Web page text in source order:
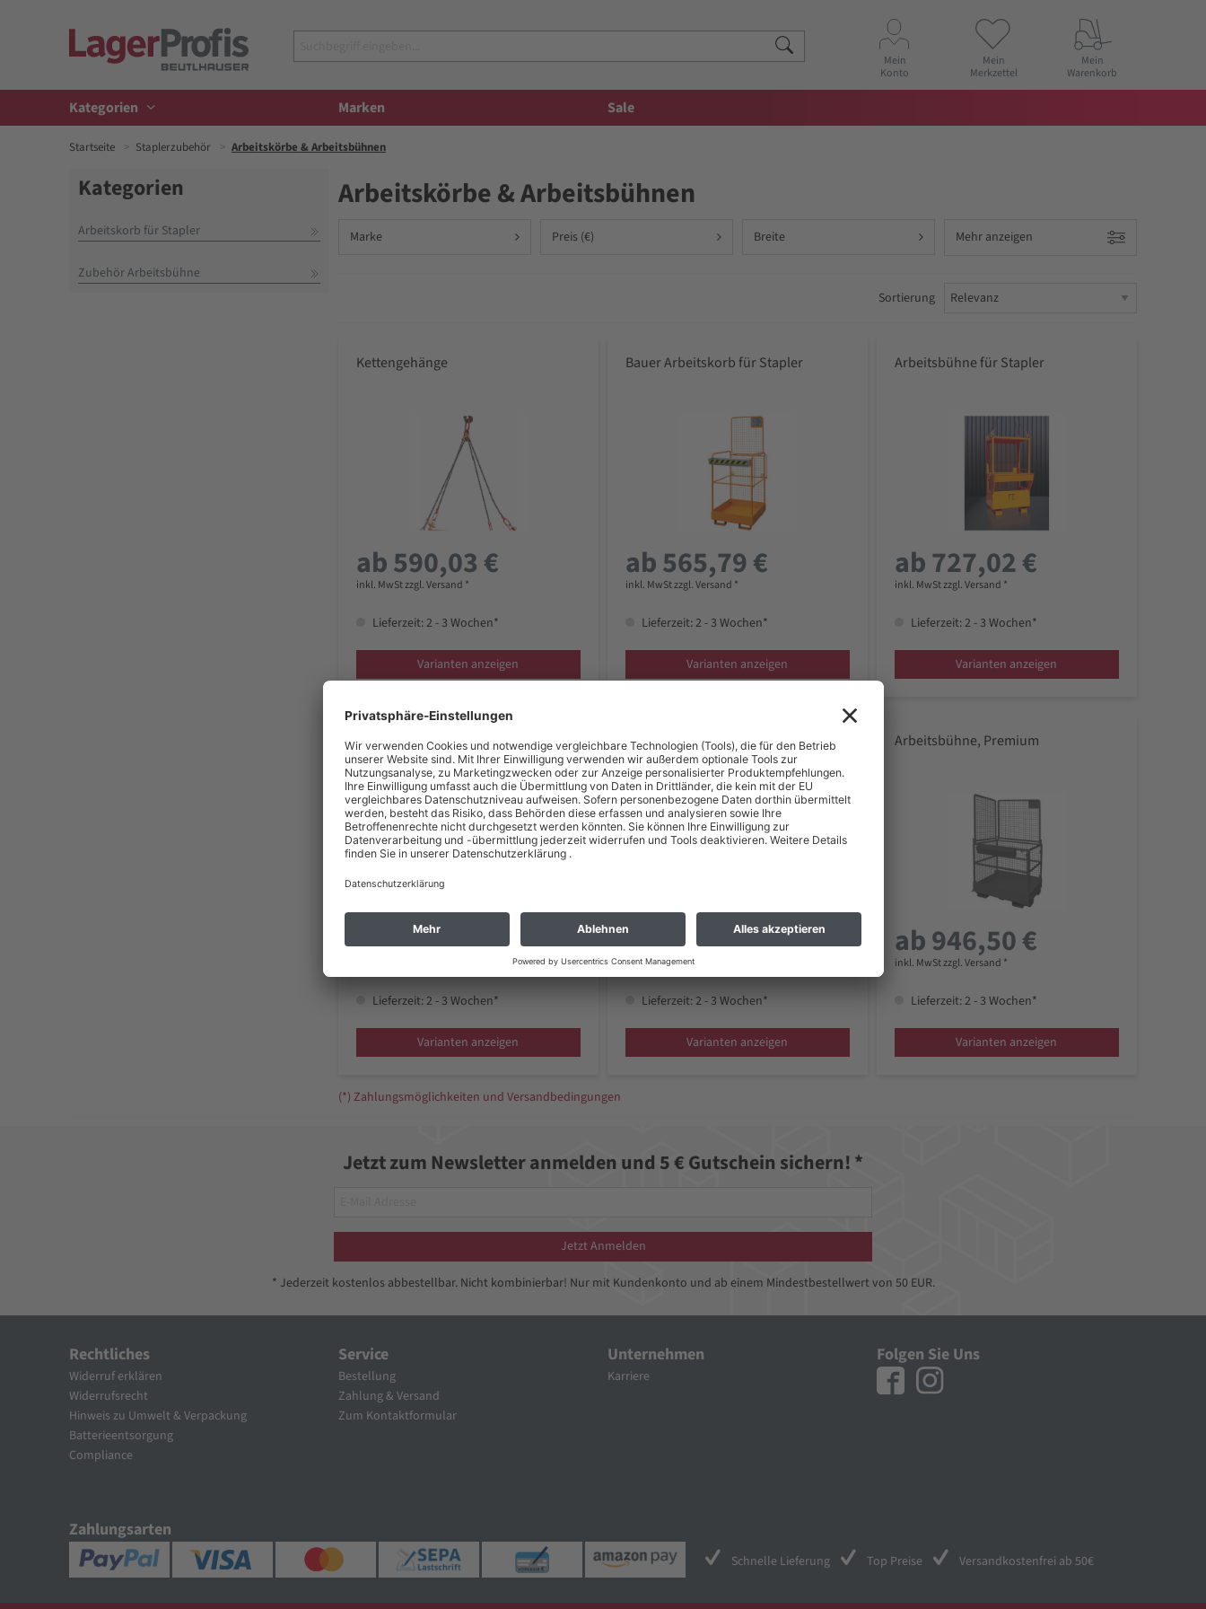
Mein
Konto
Mein
Merkzettel
Mein
Warenkorb
Kategorien Marken Sale
Startseite Staplerzubehör Arbeitskörbe & Arbeitsbühnen
Kategorien
Arbeitskorb für Stapler
Zubehör Arbeitsbühne
Arbeitskörbe & Arbeitsbühnen
Marke Preis (€) Breite Mehr anzeigen
Sortierung
Kettengehänge
ab 590,03 €
inkl. MwSt zzgl. Versand *
Lieferzeit: 2 - 3 Wochen*
Varianten anzeigen
Bauer Arbeitskorb für Stapler
ab 565,79 €
inkl. MwSt zzgl. Versand *
Lieferzeit: 2 - 3 Wochen*
Varianten anzeigen
Arbeitsbühne für Stapler
ab 727,02 €
inkl. MwSt zzgl. Versand *
Lieferzeit: 2 - 3 Wochen*
Varianten anzeigen
Werkzeugablage
ab 106,89 €
Lieferzeit: 2 - 3 Wochen*
Varianten anzeigen
Eichinger Arbeitskorb für Stapler
ab 639,20 €
inkl. MwSt zzgl. Versand *
Lieferzeit: 2 - 3 Wochen*
Varianten anzeigen
Arbeitsbühne, Premium
ab 946,50 €
inkl. MwSt zzgl. Versand *
Lieferzeit: 2 - 3 Wochen*
Varianten anzeigen
(*) Zahlungsmöglichkeiten und Versandbedingungen
Jetzt zum Newsletter anmelden und 5 € Gutschein sichern! *
Jetzt Anmelden
* Jederzeit kostenlos abbestellbar. Nicht kombinierbar! Nur mit Kundenkonto und ab einem Mindestbestellwert von 50 EUR.
Rechtliches
Widerruf erklären
Widerrufsrecht
Hinweis zu Umwelt & Verpackung
Batterieentsorgung
Compliance
Service
Bestellung
Zahlung & Versand
Zum Kontaktformular
Unternehmen
Karriere
Folgen Sie Uns
Zahlungsarten
Schnelle Lieferung Top Preise Versandkostenfrei ab 50€